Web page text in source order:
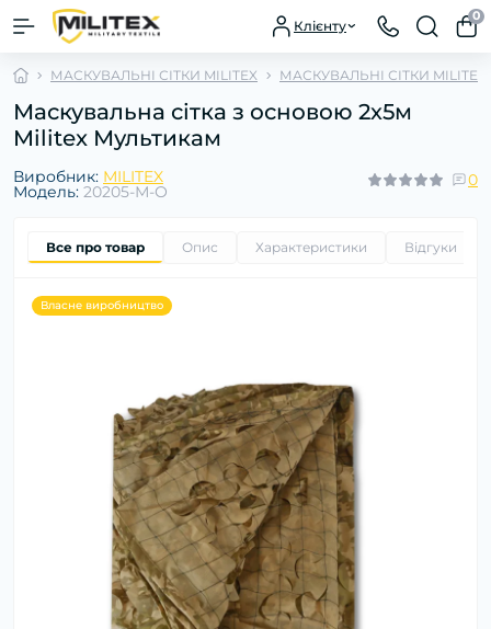
Клієнту
0
МАСКУВАЛЬНІ СІТКИ MILITEX МАСКУВАЛЬНІ СІТКИ
Маскувальна сітка з основою 2х5м
Militex Мультикам
Виробник: MILITEX
Модель: 20205-М-О
0
Все про товар Опис Характеристики Відгуки
Власне виробництво